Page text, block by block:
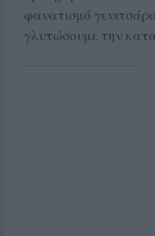
φανατισμό
γλυτώσουμε την